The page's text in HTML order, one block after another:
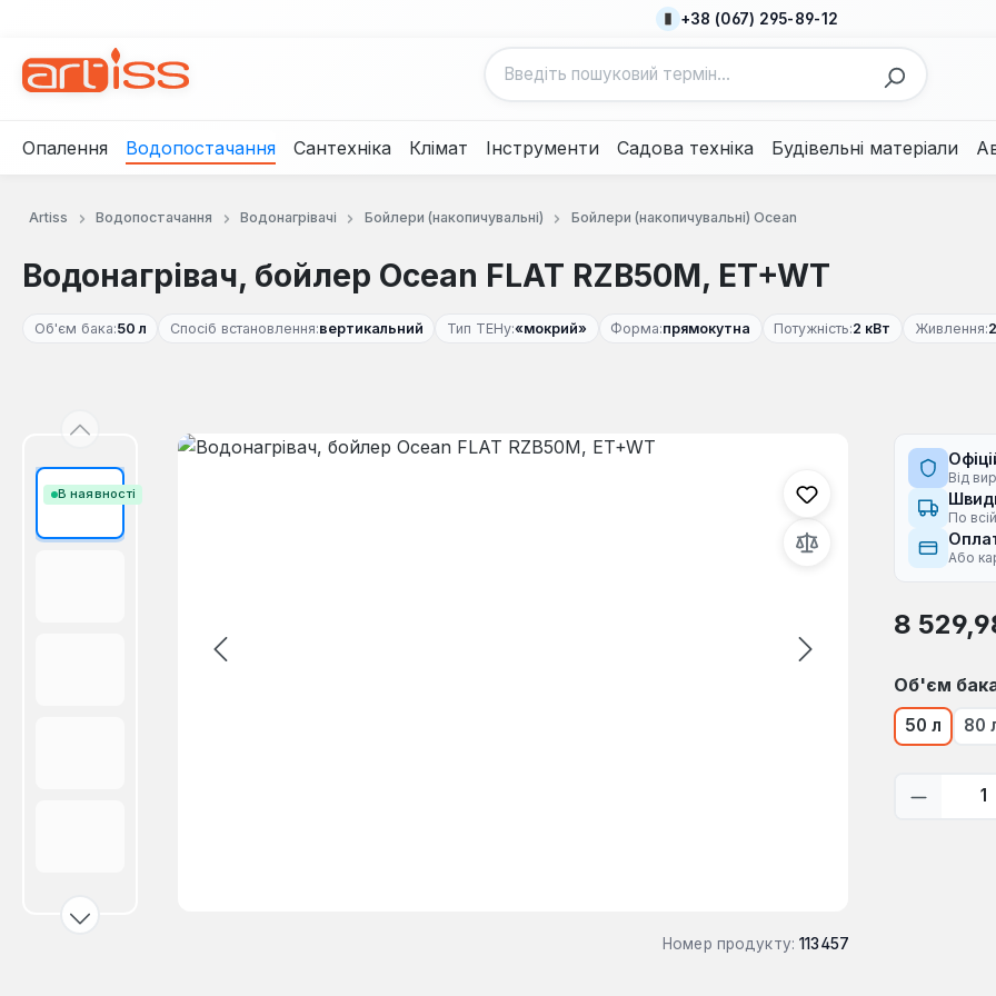
+38 (067) 295-89-12
Опалення Водопостачання Сантехніка Клімат Інструменти Садова техніка Будівельні матеріали
Artiss Водопостачання Водонагрівачі Бойлери (накопичувальні) Бойлери (накопичувальні) Ocean
Водонагрівач, бойлер Ocean FLAT RZB50M, ET+WT
Об'єм бака:50 л Спосіб встановлення:вертикальний Тип ТЕНу:«мокрий» Форма:прямокутна Потужність:2 кВт Живлення:
В наявності
Пропустити галерею зображень
Номер продукту: 113457
Від
По
Або
Звичайна
8
Виберіть
Об'єм
50 л 80